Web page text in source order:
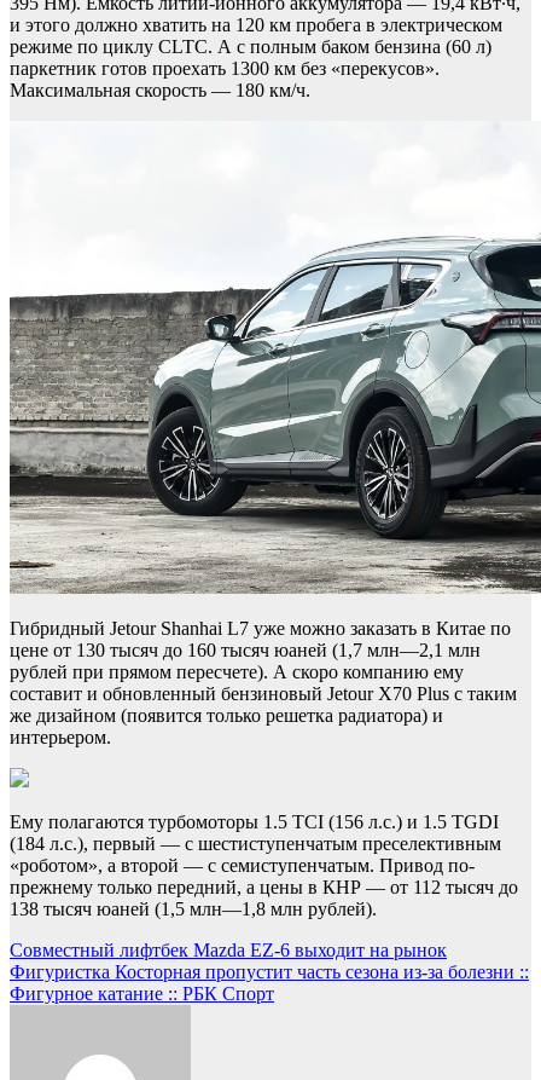
и этого должно хватить на 120 км пробега в электрическом
режиме по циклу CLTC. А с полным баком бензина (60 л)
паркетник готов проехать 1300 км без «перекусов».
Максимальная скорость — 180 км/ч.
Гибридный Jetour Shanhai L7 уже можно заказать в Китае по
цене от 130 тысяч до 160 тысяч юаней (1,7 млн—2,1 млн
рублей при прямом пересчете). А скоро компанию ему
составит и обновленный бензиновый Jetour X70 Plus с таким
же дизайном (появится только решетка радиатора) и
интерьером.
Ему полагаются турбомоторы 1.5 TCI (156 л.с.) и 1.5 TGDI
(184 л.с.), первый — с шестиступенчатым преселективным
«роботом», а второй — с семиступенчатым. Привод по-
прежнему только передний, а цены в КНР — от 112 тысяч до
138 тысяч юаней (1,5 млн—1,8 млн рублей).
Навигация
по
Совместный лифтбек Mazda EZ-6 выходит на рынок
Фигуристка Косторная пропустит часть сезона из-за болезни ::
Фигурное катание :: РБК Спорт